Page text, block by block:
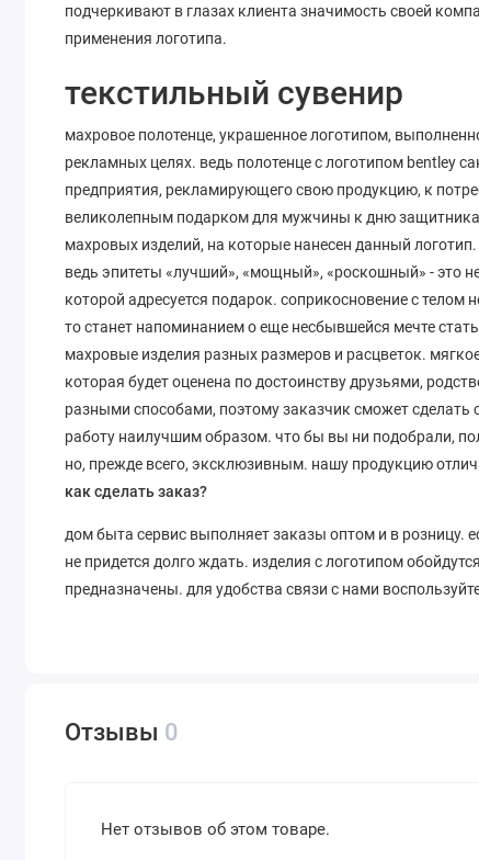
подчеркивают в глазах клиента значимость своей
применения логотипа.
текстильный сувенир
махровое полотенце, украшенное логотипом,
рекламных целях. ведь полотенце с логотипом bentley
предприятия, рекламирующего свою продукцию, к
великолепным подарком для мужчины к дню
махровых изделий, на которые нанесен данный
ведь эпитеты «лучший», «мощный», «роскошный» - это
которой адресуется подарок. соприкосновение с
то станет напоминанием о еще несбывшейся мечте
махровые изделия разных размеров и расцветок.
которая будет оценена по достоинству друзьями,
разными способами, поэтому заказчик сможет
работу наилучшим образом. что бы вы ни подобрали,
но, прежде всего, эксклюзивным. нашу продукцию
как сделать заказ?
дом быта сервис выполняет заказы оптом и в розницу.
не придется долго ждать. изделия с логотипом
предназначены. для удобства связи с нами
Отзывы 0
Нет отзывов об этом товаре.